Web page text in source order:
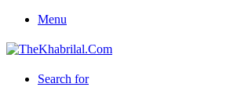
Menu
Search for